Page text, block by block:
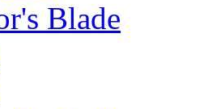
Blade